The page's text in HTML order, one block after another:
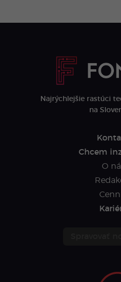
Najrýchlejšie rastúci
na
Chcem
O